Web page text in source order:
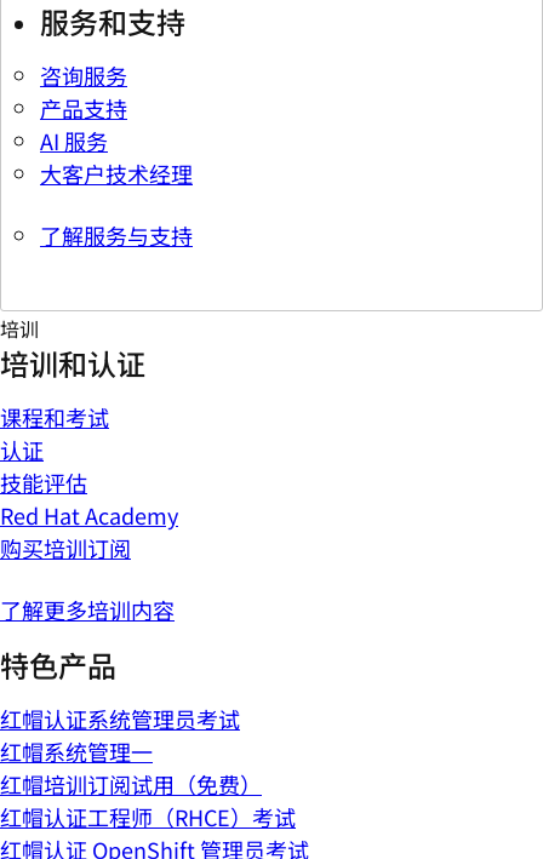
服务和支持
咨询服务
产品支持
AI 服务
大客户技术经理
了解服务与支持
培训
培训和认证
课程和考试
认证
技能评估
Red Hat Academy
购买培训订阅
了解更多培训内容
特色产品
红帽认证系统管理员考试
红帽系统管理一
红帽培训订阅试用（免费）
红帽认证工程师（RHCE）考试
红帽认证 OpenShift 管理员考试